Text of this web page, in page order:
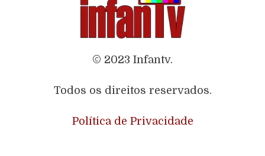
© 2023 Infantv.
Todos os direitos reservados.
Política de Privacidade